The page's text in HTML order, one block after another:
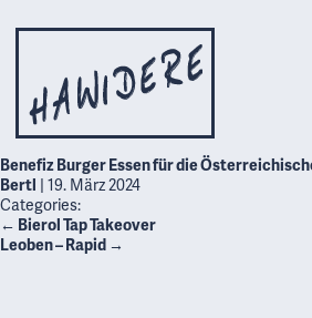
Benefiz Burger Essen für die
Bertl | 19. März 2024
Categories:
← Bierol Tap Takeover
Leoben – Rapid →